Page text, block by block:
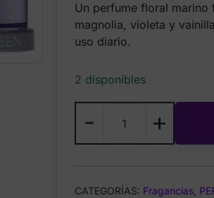
was:
$57.47.
Un perfume floral marino
magnolia, violeta y
uso diario.
2 disponibles
-
Eau
de
+
CATEGORÍAS: Fragancias